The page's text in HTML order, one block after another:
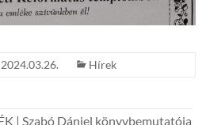
2024.03.26. Hírek
| Szabó Dániel könyvbemutatója